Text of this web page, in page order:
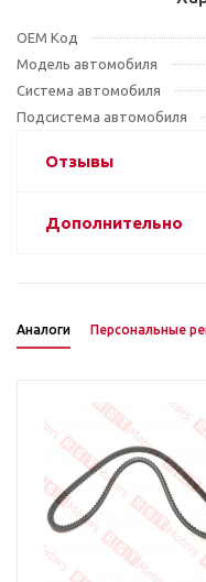
OEM Код
Модель автомобиля
Система автомобиля
Подсистема автомобиля
Отзывы
Дополнительно
Аналоги Персональные